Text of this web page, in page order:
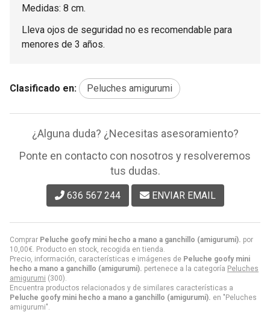
Comprar Peluche goofy mini hecho a mano a ganchillo (amigurumi). por
10,00€ . Producto en stock, recogida en tienda.
Precio, información, características e imágenes de Peluche goofy mini
hecho a mano a ganchillo (amigurumi). pertenece a la categoría Peluches
amigurumi (300).
Encuentra productos relacionados y de similares características a
Peluche goofy mini hecho a mano a ganchillo (amigurumi). en "Peluches
amigurumi".
Medidas: 8 cm.
Lleva ojos de seguridad no es recomendable para
menores de 3 años.
Clasificado en: Peluches amigurumi
¿Alguna duda? ¿Necesitas asesoramiento?
Ponte en contacto con nosotros y resolveremos
tus dudas.
636 567 244 ENVIAR EMAIL